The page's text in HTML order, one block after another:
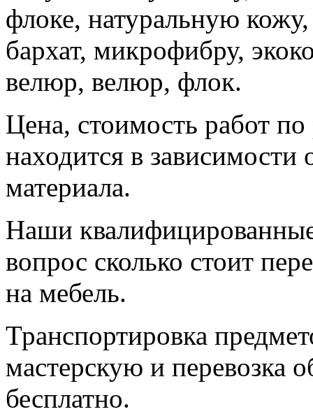
флоке, натуральную кожу,
бархат, микрофибру,
велюр, велюр, флок.
Цена, стоимость работ
находится в зависимости
материала.
Наши
вопрос сколько стоит
на мебель.
Транспортировка
мастерскую и перевозка
бесплатно.